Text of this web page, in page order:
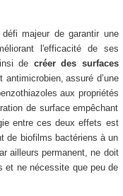
majeur de garantir une
l'efficacité de ses
de créer des surfaces
assuré d’une
aux propriétés
de surface empêchant
entre ces deux effets est
de biofilms bactériens à un
ailleurs permanent, ne doit
et ne nécessite que peu de